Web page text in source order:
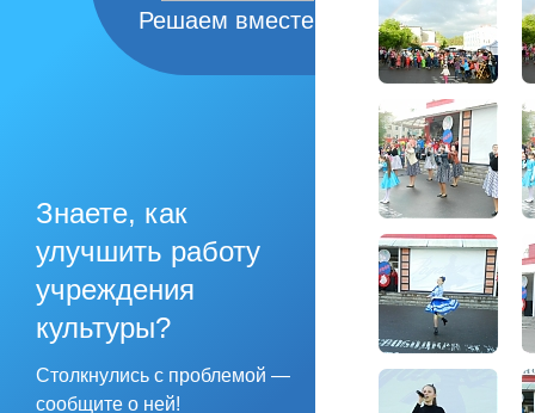
Решаем вместе
Знаете, как
улучшить работу
учреждения
культуры?
Столкнулись с проблемой —
сообщите о ней!